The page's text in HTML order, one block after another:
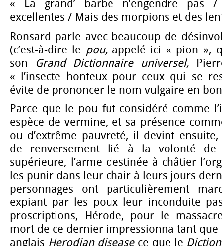
« La grand’ barbe n’engendre pas
excellentes / Mais des morpions et des
Ronsard parle avec beaucoup de
(c’est-à-dire le pou,appelé ici « pion »,
son
Grand Dictionnaire universel,
« l’insecte honteux pour ceux qui se
évite de prononcer le nom vulgaire en
Parce que le pou fut considéré comme
espèce de vermine, et sa présence
ou d’extrême pauvreté, il devint
de renversement lié à la volonté de
supérieure, l’arme destinée à châtier
les punir dans leur chair à leurs jours
personnages ont particulièrement
expiant par les poux leur inconduite
proscriptions, Hérode, pour le
mort de ce dernier impressionna tant que
anglais Herodian disease ce que le